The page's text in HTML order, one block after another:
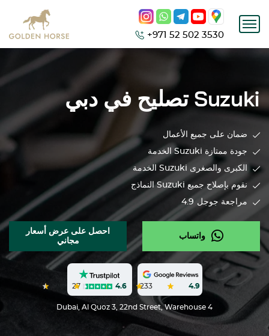
+971 52 502 3530
Suzuki تصليح في دبي
ضمان على جميع الأعمال
جودة ممتازة Suzukiالخدمة
الكبرى والصغرى Suzuki الخدمة
نقوم بإصلاح جميع Suzukiالنماذج
مراجعة جوجل 4.9
واتساب
احصل على عرض أسعار
مجاني
4.9
233
4.6
27
Dubai, Al Quoz 3, 22nd Street, Warehouse 4